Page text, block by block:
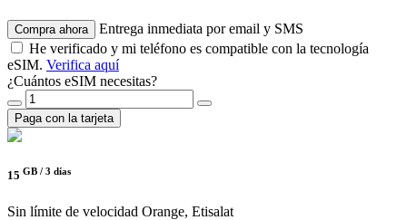
Compra ahora
Entrega inmediata por email y SMS
He verificado y mi teléfono es compatible con la tecnología
eSIM. Verifica aquí
¿Cuántos eSIM necesitas?
Paga con la tarjeta
15 GB / 3 días
Sin límite de velocidad Orange, Etisalat